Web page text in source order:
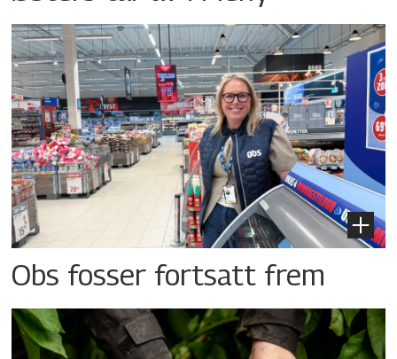
Obs fosser fortsatt frem